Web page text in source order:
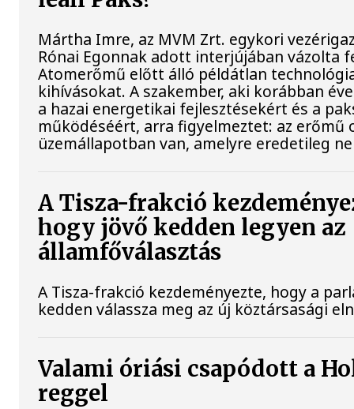
Mártha Imre, az MVM Zrt. egykori
Rónai Egonnak adott interjújában vázolta
Atomerőmű előtt álló példátlan
kihívásokat. A szakember, aki korábban
a hazai energetikai fejlesztésekért és a
működéséért, arra figyelmeztet: az erőmű
üzemállapotban van, amelyre eredetileg
A Tisza-frakció
hogy jövő kedden legyen az
államfőválasztás
A Tisza-frakció kezdeményezte, hogy a
kedden válassza meg az új köztársasági
Valami óriási csapódott a
reggel